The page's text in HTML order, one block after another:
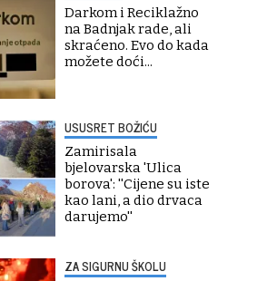
Darkom i Reciklažno
na Badnjak rade, ali
skraćeno. Evo do kada
možete doći...
USUSRET BOŽIĆU
Zamirisala
bjelovarska 'Ulica
borova': ''Cijene su iste
kao lani, a dio drvaca
darujemo''
ZA SIGURNU ŠKOLU